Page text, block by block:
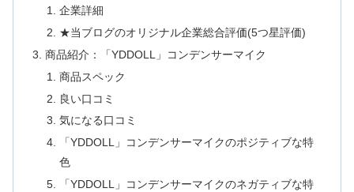
企業詳細
★当ブログのオリジナル企業総合評価(5つ星評価)
商品紹介：「YDDOLL」コンデンサーマイク
商品スペック
良い口コミ
気になる口コミ
「YDDOLL」コンデンサーマイクのポジティブな特
色
「YDDOLL」コンデンサーマイクのネガティブな特